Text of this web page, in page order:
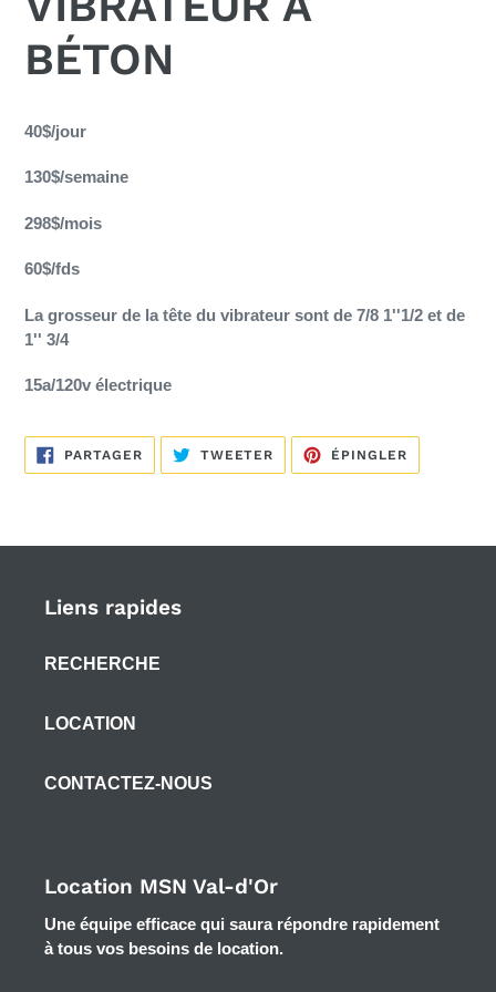
BÉTON
d'un
à
panier
40$/jour
130$/semaine
298$/mois
60$/fds
La grosseur de la tête du vibrateur sont de 7/8 1''1/2 et de
1'' 3/4
15a/120v électrique
PARTAGERPARTAGER
FACEBOOK
TWEETER TWEETER
TWITTER
ÉPINGLER
PINTEREST
Liens rapides
RECHERCHE
LOCATION
CONTACTEZ-NOUS
Location MSN Val-d'Or
Une équipe efficace qui saura répondre rapidement
à tous vos besoins de location.